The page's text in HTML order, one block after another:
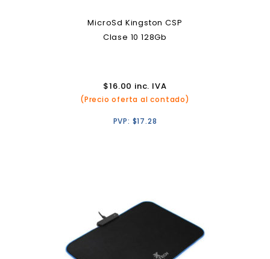
MicroSd Kingston CSP
Clase 10 128Gb
$16.00 inc. IVA
(Precio oferta al contado)
PVP: $17.28